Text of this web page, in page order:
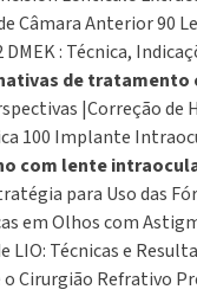
Câmara Anterior 90
: Técnica,
de
|Correção
100 Implante
com lente
para Uso das
em Olhos com
LIO: Técnicas e
o Cirurgião Refrativo